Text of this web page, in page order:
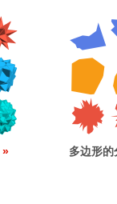
多边形的